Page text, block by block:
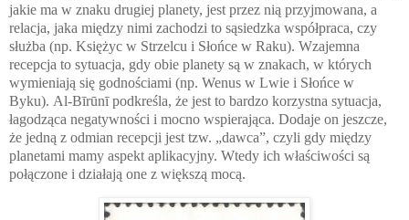
jakie ma w znaku drugiej planety, jest przez nią przyjmowana, a
relacja, jaka między nimi zachodzi to sąsiedzka współpraca, czy
służba (np. Księżyc w Strzelcu i Słońce w Raku). Wzajemna
recepcja to sytuacja, gdy obie planety są w znakach, w których
wymieniają się godnościami (np. Wenus w Lwie i Słońce w
Byku). Al-Bīrūnīpodkreśla, że jest to bardzo korzystna sytuacja,
łagodząca negatywności i mocno wspierająca. Dodaje on jeszcze,
że jedną z odmian recepcji jest tzw. „dawca”, czyli gdy między
planetami mamy aspekt aplikacyjny. Wtedy ich właściwości są
połączone i działają one z większą mocą.